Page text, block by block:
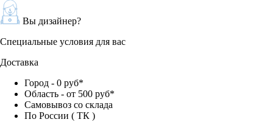
Вы дизайнер?
Специальные условия для вас
Доставка
Город - 0 руб*
Область - от 500 руб*
Самовывоз со склада
По России ( ТК )